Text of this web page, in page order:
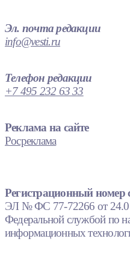
Эл. почта редакции
info@vesti.ru
Телефон редакции
+7 495 232 63 33
Реклама на сайте
Росреклама
Регистрационный номер
ЭЛ № ФС 77-72266 от
Федеральной службой по
информационных